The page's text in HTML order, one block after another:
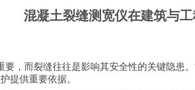
混凝土裂缝测宽仪在建筑与
，而裂缝往往是影响其安全性的关键隐患
提供重要依据。